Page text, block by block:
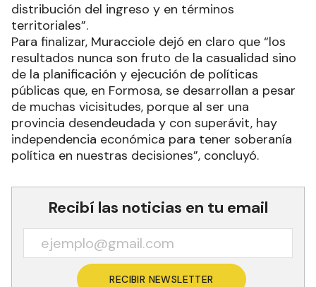
distribución del ingreso y en términos
territoriales”.
Para finalizar, Muracciole dejó en claro que “los
resultados nunca son fruto de la casualidad sino
de la planificación y ejecución de políticas
públicas que, en Formosa, se desarrollan a pesar
de muchas vicisitudes, porque al ser una
provincia desendeudada y con superávit, hay
independencia económica para tener soberanía
política en nuestras decisiones”, concluyó.
Recibí las noticias en tu email
RECIBIR NEWSLETTER